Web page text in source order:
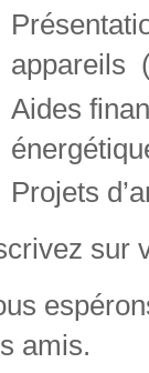
appareils
Aides
Projets
sur
amis.